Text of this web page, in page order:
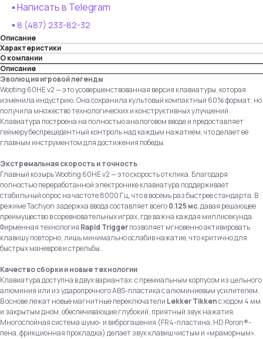
▪️ Написать в Telegram
▪️ 8 (487) 233-82-32
Описание
Характеристики
О компании
Описание
Эволюция игровой легенды
Wooting 60HE v2 — это усовершенствованная версия клавиатуры, которая
изменила индустрию. Она сохранила культовый компактный 60% формат, но
получила множество технологических и конструктивных улучшений.
Клавиатура построена на полностью аналоговом вводе и предоставляет
геймеру беспрецедентный контроль над каждым нажатием, что делает её
главным инструментом для достижения победы.
Экстремальная скорость и точность
Главный козырь Wooting 60HE v2 — это скорость отклика. Благодаря
полностью переработанной электронике клавиатура поддерживает
стабильный опрос на частоте 8000 Гц, что в восемь раз быстрее стандарта. В
режиме Tachyon задержка ввода составляет всего0.125 мс, давая решающее
преимущество в соревновательных играх, где важна каждая миллисекунда.
Фирменная технология Rapid Triggerпозволяет мгновенно активировать
клавишу повторно, лишь минимально ослабив нажатие, что критично для
быстрых маневров и стрельбы.
Качество сборки и новые технологии
Клавиатура доступна в двух вариантах: с премиальным корпусом из цельного
алюминия или из ударопрочного ABS-пластика с алюминиевым усилителем.
В основе лежат новые магнитные переключатели Lekker Tikkenс ходом 4 мм
и закрытым дном, обеспечивающие глубокий, приятный звук нажатия.
Многослойная система шумо- и виброгашения (FR4-пластина, HD Poron®-
пена, фрикционная прокладка) делает звук клавиш чистым и «мраморным».